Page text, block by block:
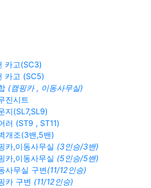
카고(SC3)
카고 (SC5)
(캠핑카 , 이동사무실)
진시트
지(SL7,SL9)
러 (ST9 , ST11)
개조(3밴,5밴)
카,이동사무실 (3인승/3밴)
카,이동사무실 (5인승/5밴)
사무실 구변(11/12인승)
카 구변 (11/12인승)